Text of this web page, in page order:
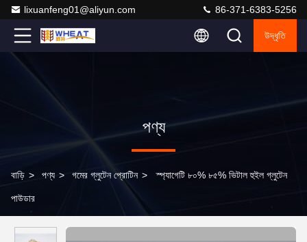
lixuanfeng01@aliyun.com 86-371-6383-5256
উদ্ধৃতি
পণ্য
বাড়ি > পণ্য > গমের গ্লুটেন প্রোটিন > স্প্যাগেটি ৮০% ৮৫% ভিটাল হুইল গ্লুটেন
পাউডার